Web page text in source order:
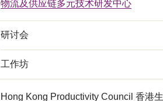
物流及供应链多元技术研发中心
研讨会
工作坊
Hong Kong Productivity Council 香港生